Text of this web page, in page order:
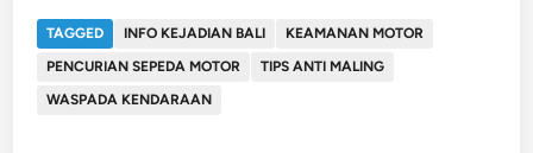
TAGGED INFO KEJADIAN BALI
KEAMANAN MOTOR
PENCURIAN SEPEDA MOTOR
TIPS ANTI MALING
WASPADA KENDARAAN